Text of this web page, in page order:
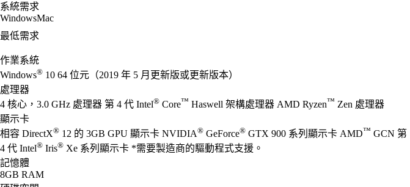
系統需求
WindowsMac
最低需求
作業系統
Windows® 10 64 位元（2019 年 5 月更新版或更新版本）
處理器
4 核心，3.0 GHz 處理器 第 4 代 Intel® Core™ Haswell 架構處理器 AMD Ryzen™ Zen 處理器
顯示卡
相容 DirectX® 12 的 3GB GPU 顯示卡 NVIDIA® GeForce® GTX 900 系列顯示卡 AMD™ GCN 第
4 代 Intel® Iris® Xe 系列顯示卡 *需要製造商的驅動程式支援。
記憶體
8GB RAM